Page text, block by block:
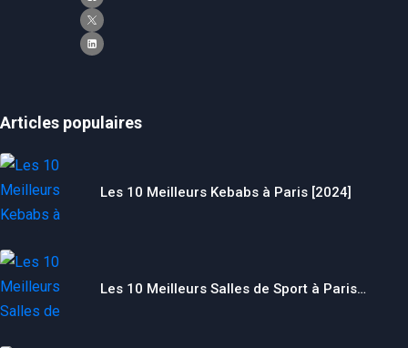
Articles populaires
Les 10 Meilleurs Kebabs à Paris [2024]
Les 10 Meilleurs Salles de Sport à Paris…